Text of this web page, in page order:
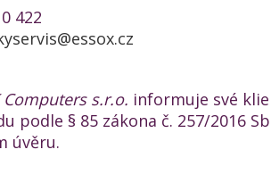
422
Computers s.r.o. informuje své
podle § 85 zákona č. 257/2016
úvěru.